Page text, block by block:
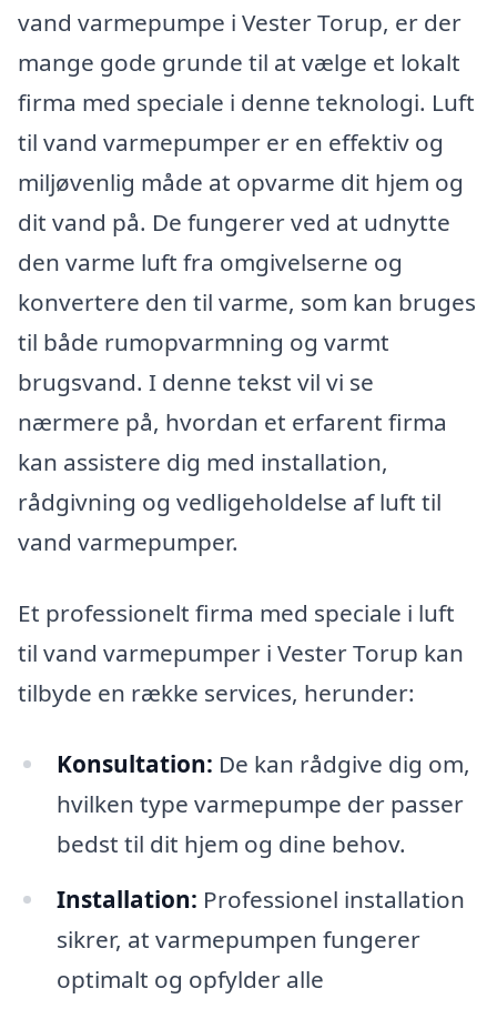
vand varmepumpe i Vester Torup, er der
mange gode grunde til at vælge et lokalt
firma med speciale i denne teknologi. Luft
til vand varmepumper er en effektiv og
miljøvenlig måde at opvarme dit hjem og
dit vand på. De fungerer ved at udnytte
den varme luft fra omgivelserne og
konvertere den til varme, som kan bruges
til både rumopvarmning og varmt
brugsvand. I denne tekst vil vi se
nærmere på, hvordan et erfarent firma
kan assistere dig med installation,
rådgivning og vedligeholdelse af luft til
vand varmepumper.
Et professionelt firma med speciale i luft
til vand varmepumper i Vester Torup kan
tilbyde en række services, herunder:
Konsultation: De kan rådgive dig om,
hvilken type varmepumpe der passer
bedst til dit hjem og dine behov.
Installation: Professionel installation
sikrer, at varmepumpen fungerer
optimalt og opfylder alle